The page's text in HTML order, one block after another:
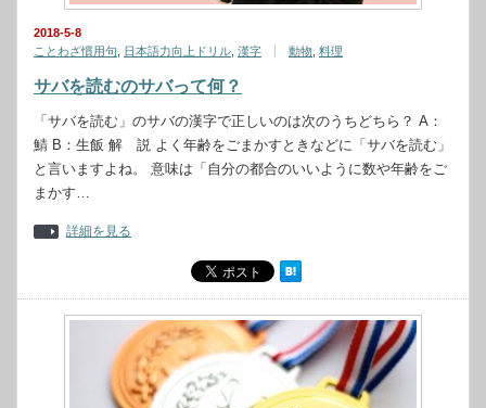
2018-5-8
ことわざ慣用句
日本語力向上ドリル 漢字 動物 料理
サバを読むのサバって何？
「サバを読む」のサバの漢字で正しいのは次のうちどちら？ A：
鯖 B：生飯 解 説 よく年齢をごまかすときなどに「サバを読む」
と言いますよね。 意味は「自分の都合のいいように数や年齢をご
まかす…
詳細を見る